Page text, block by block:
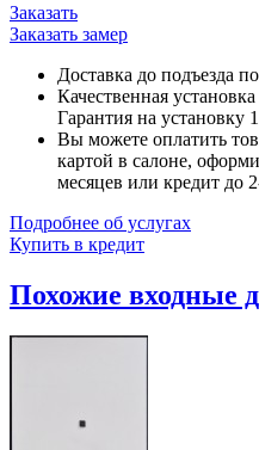
Заказать
Заказать замер
Доставка до подъезда
Качественная
Гарантия на установку
Вы можете оплатить
картой в салоне,
месяцев или кредит до
Подробнее об услугах
Купить в кредит
Похожие входные